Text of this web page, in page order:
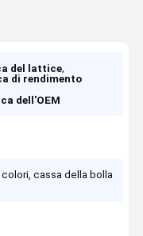
del lattice,
di rendimento
dell'OEM
cassa della bolla